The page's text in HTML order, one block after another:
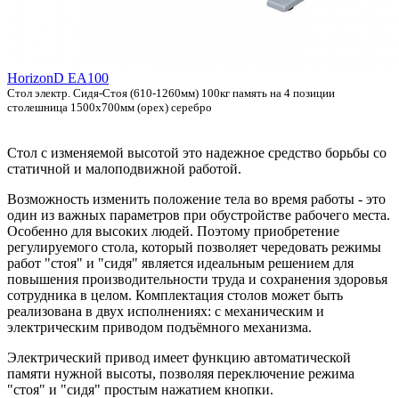
HorizonD EA100
Стол электр. Сидя-Стоя (610-1260мм) 100кг память на 4 позиции
столешница 1500x700мм (орех) серебро
Cтол с изменяемой высотой это надежное средство борьбы со
статичной и малоподвижной работой.
Возможность изменить положение тела во время работы - это
один из важных параметров при обустройстве рабочего места.
Особенно для высоких людей. Поэтому приобретение
регулируемого стола, который позволяет чередовать режимы
работ "стоя" и "сидя" является идеальным решением для
повышения производительности труда и сохранения здоровья
сотрудника в целом. Комплектация столов может быть
реализована в двух исполнениях: с механическим и
электрическим приводом подъёмного механизма.
Электрический привод имеет функцию автоматической
памяти нужной высоты, позволяя переключение режима
"стоя" и "сидя" простым нажатием кнопки.